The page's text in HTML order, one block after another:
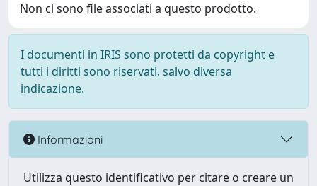
Non ci sono file associati a questo prodotto.
I documenti in IRIS sono protetti da copyright e
tutti i diritti sono riservati, salvo diversa
indicazione.
Informazioni
Utilizza questo identificativo per citare o creare un